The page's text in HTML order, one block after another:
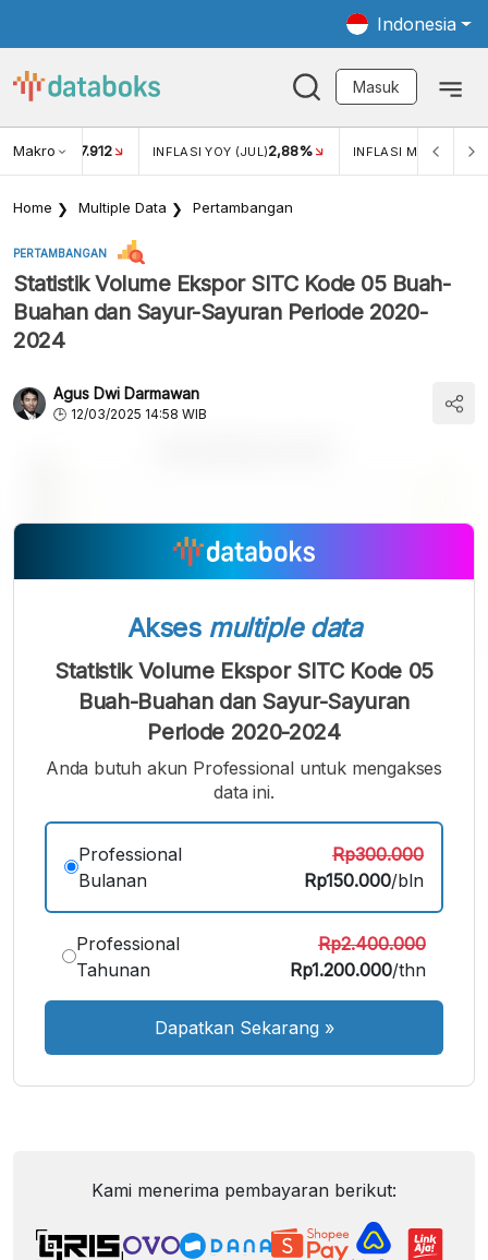
Indonesia
Masuk
Makro
USD/IDR 17.912 INFLASI YOY (JUL)2,88% INFLASI MOM (JUL)
Home Multiple Data Pertambangan
PERTAMBANGAN
Statistik Volume Ekspor SITC Kode 05 Buah-
Buahan dan Sayur-Sayuran Periode 2020-
2024
Agus Dwi Darmawan
12/03/2025 14:58 WIB
A
Font
Kecil
Font
Sedang
Font
Besar
Akses multiple data
Statistik Volume Ekspor SITC Kode 05
Buah-Buahan dan Sayur-Sayuran
Periode 2020-2024
Anda butuh akun Professional untuk mengakses
data ini.
Professional
Bulanan
Rp300.000
Rp150.000/bln
Professional
Tahunan
Rp2.400.000
Rp1.200.000/thn
Dapatkan Sekarang »
Kami menerima pembayaran berikut: